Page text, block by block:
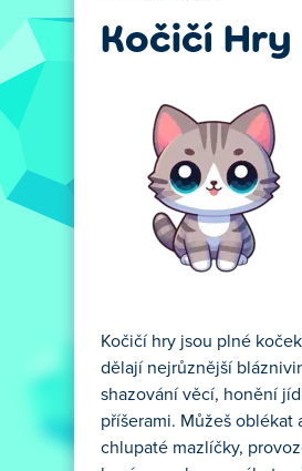
Kočičí Hry
Kočičí hry jsou plné
dělají nejrůznější
shazování věcí, honění
příšerami. Můžeš oblékat
chlupaté mazlíčky,